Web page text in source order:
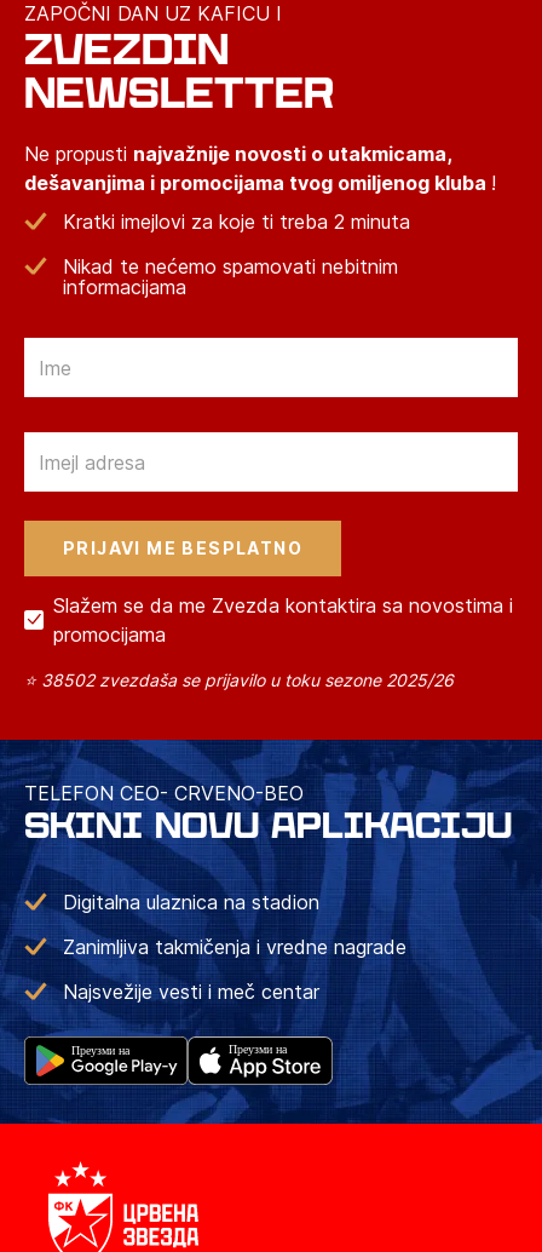
ZAPOČNI DAN UZ KAFICU I
ZVEZDIN
NEWSLETTER
Ne propusti najvažnije novosti o utakmicama,
dešavanjima i promocijama tvog omiljenog kluba !
Kratki imejlovi za koje ti treba 2 minuta
Nikad te nećemo spamovati nebitnim
informacijama
Slažem se da me Zvezda kontaktira sa novostima i
promocijama
⭐ 38502 zvezdaša se prijavilo u toku sezone 2025/26
TELEFON CEO- CRVENO-BEO
SKINI NOVU APLIKACIJU
Digitalna ulaznica na stadion
Zanimljiva takmičenja i vredne nagrade
Najsvežije vesti i meč centar